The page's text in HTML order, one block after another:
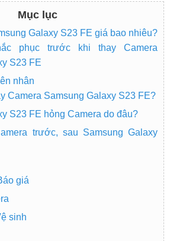
Mục lục
Galaxy S23 FE giá bao nhiêu?
phục trước khi thay Camera
S23 FE
nhân
Camera Samsung Galaxy S23 FE?
S23 FE hỏng Camera do đâu?
trước, sau Samsung Galaxy
giá
sinh